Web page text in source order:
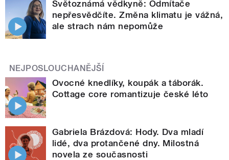
Světoznámá vědkyně: Odmítače
nepřesvědčíte. Změna klimatu je vážná,
ale strach nám nepomůže
NEJPOSLOUCHANĚJŠÍ
Ovocné knedlíky, koupák a táborák.
Cottage core romantizuje české léto
Gabriela Brázdová: Hody. Dva mladí
lidé, dva protančené dny. Milostná
novela ze současnosti